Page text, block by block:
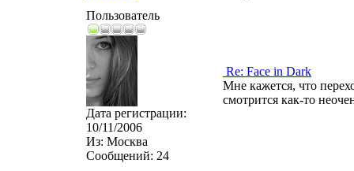
Пользователь
Дата регистрации:
10/11/2006
Из: Москва
Сообщений: 24
Re: Face in Dark
Мне кажется, что
смотрится как-то